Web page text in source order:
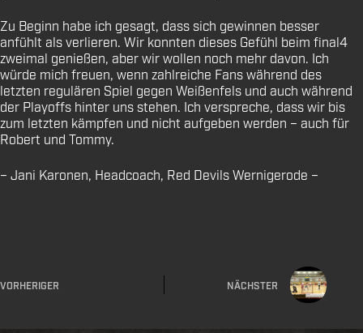
Zu Beginn habe ich gesagt, dass sich gewinnen besser
anfühlt als verlieren. Wir konnten dieses Gefühl beim final4
zweimal genießen, aber wir wollen noch mehr davon. Ich
würde mich freuen, wenn zahlreiche Fans während des
letzten regulären Spiel gegen Weißenfels und auch während
der Playoffs hinter uns stehen. Ich verspreche, dass wir bis
zum letzten kämpfen und nicht aufgeben werden – auch für
Robert und Tommy.
– Jani Karonen, Headcoach, Red Devils Wernigerode –
VORHERIGER NÄCHSTER